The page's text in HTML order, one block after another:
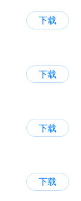
下载
下载
下载
下载